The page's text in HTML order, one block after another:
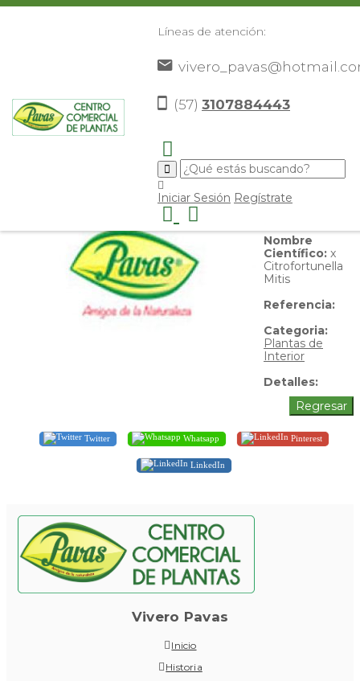
Líneas de atención:
(57) 3107884443
Iniciar Sesión Regístrate
Bonsai Calamondi
Común:
Nombre
Científico: x
Citrofortunella
Mitis
Referencia:
Categoria:
Plantas de
Interior
Detalles:
Twitter Whatsapp Pinterest
LinkedIn
Vivero Pavas
Inicio
Historia